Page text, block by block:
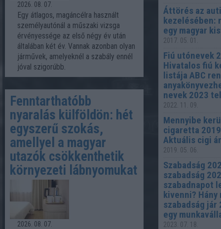
2026. 08. 07.
Egy átlagos, magáncélra használt
személyautónál a műszaki vizsga
érvényessége az első négy év után
általában két év. Vannak azonban olyan
járművek, amelyeknél a szabály ennél
jóval szigorúbb.
Fenntarthatóbb
nyaralás külföldön: hét
egyszerű szokás,
amellyel a magyar
utazók csökkenthetik
környezeti lábnyomukat
2026. 08. 07.
Áttörés az
kezelésében:
egy magyar
2017. 05. 01.
Fiú utónevek
Hivatalos fiú
listája ABC
nevek 2023
2022. 11. 09.
Mennyibe
cigaretta
Aktuális cigi
2019. 05. 06.
Szabadság
szabadság
szabadnapot
kivenni? Hány
szabadság jár
egy
2023. 07. 18.